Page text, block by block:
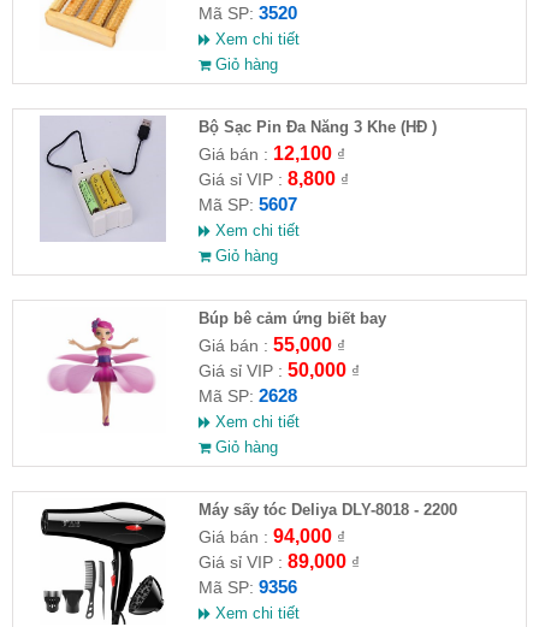
Mã SP: 3520
Xem chi tiết
Giỏ hàng
Bộ Sạc Pin Đa Năng 3 Khe (HĐ )
Giá bán : 12,100₫
Giá sỉ VIP : 8,800₫
Mã SP: 5607
Xem chi tiết
Giỏ hàng
​Búp bê cảm ứng biết bay
Giá bán : 55,000₫
Giá sỉ VIP : 50,000₫
Mã SP: 2628
Xem chi tiết
Giỏ hàng
Máy sấy tóc Deliya DLY-8018 - 2200
Giá bán : 94,000₫
Giá sỉ VIP : 89,000₫
Mã SP: 9356
Xem chi tiết